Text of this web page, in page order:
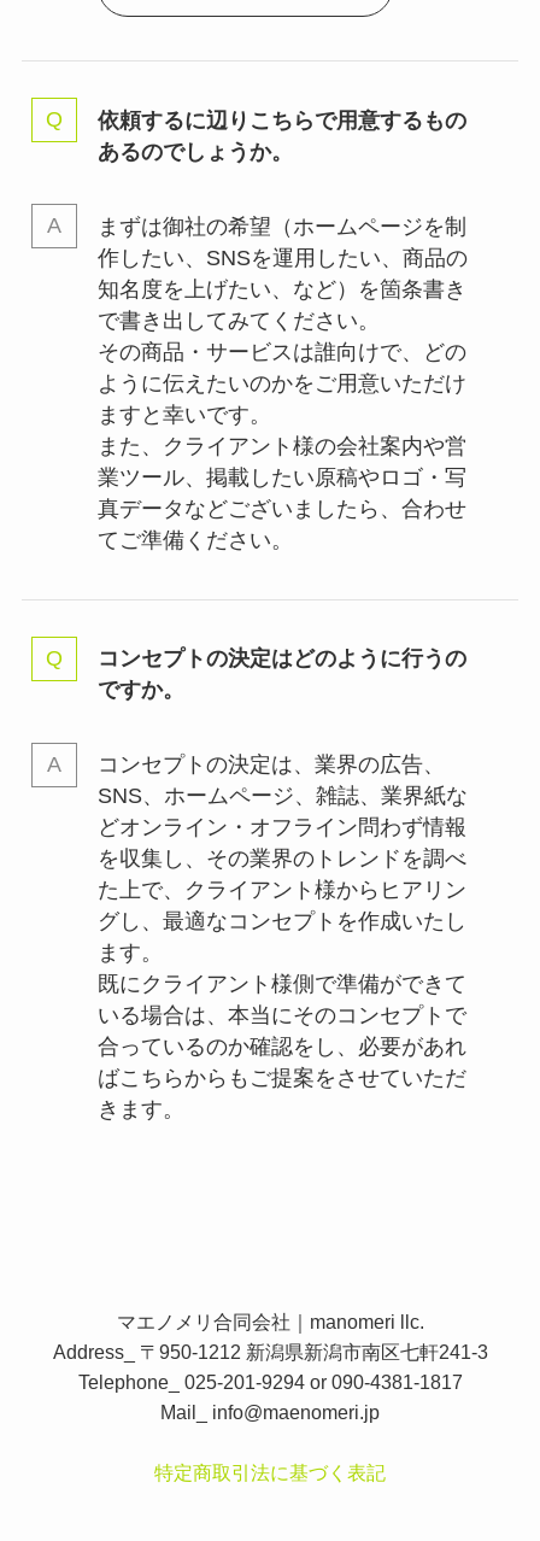
依頼するに辺りこちらで用意するもの
あるのでしょうか。
まずは御社の希望（ホームページを制
作したい、SNSを運用したい、商品の
知名度を上げたい、など）を箇条書き
で書き出してみてください。
その商品・サービスは誰向けで、どの
ように伝えたいのかをご用意いただけ
ますと幸いです。
また、クライアント様の会社案内や営
業ツール、掲載したい原稿やロゴ・写
真データなどございましたら、合わせ
てご準備ください。
コンセプトの決定はどのように行うの
ですか。
コンセプトの決定は、業界の広告、
SNS、ホームページ、雑誌、業界紙な
どオンライン・オフライン問わず情報
を収集し、その業界のトレンドを調べ
た上で、クライアント様からヒアリン
グし、最適なコンセプトを作成いたし
ます。
既にクライアント様側で準備ができて
いる場合は、本当にそのコンセプトで
合っているのか確認をし、必要があれ
ばこちらからもご提案をさせていただ
きます。
マエノメリ合同会社｜manomeri llc.
Address_ 〒950-1212 新潟県新潟市南区七軒241-3
Telephone_ 025-201-9294 or 090-4381-1817
Mail_ info@maenomeri.jp
特定商取引法に基づく表記